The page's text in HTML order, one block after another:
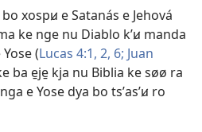
xospꞹ e Satanás e Jehová
ke nge nu Diablo kʼꞹ manda
(Lucas 4:​1, 2, 6; Juan
ba e̱je̱ kja nu Biblia ke søø ra
e Yose dya bo tsʼasʼꞹ ro